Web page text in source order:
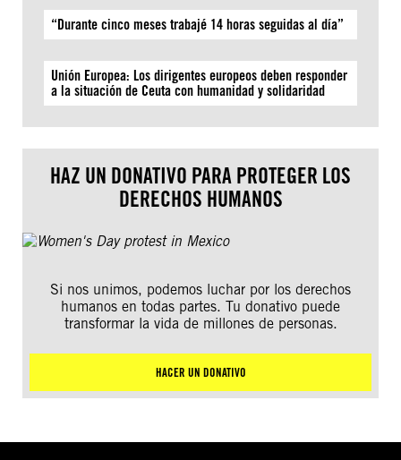
“Durante cinco meses trabajé 14 horas seguidas al día”
Unión Europea: Los dirigentes europeos deben responder
a la situación de Ceuta con humanidad y solidaridad
HAZ UN DONATIVO PARA PROTEGER LOS
DERECHOS HUMANOS
Si nos unimos, podemos luchar por los derechos
humanos en todas partes. Tu donativo puede
transformar la vida de millones de personas.
HACER UN DONATIVO